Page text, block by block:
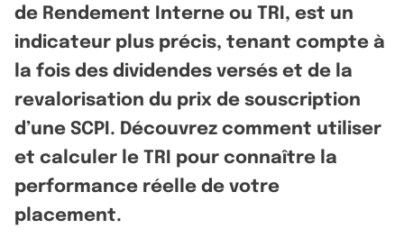
de Rendement Interne ou TRI, est un
indicateur plus précis, tenant compte à
la fois des dividendes versés et de la
revalorisation du prix de souscription
d’une SCPI. Découvrez comment utiliser
et calculer le TRI pour connaître la
performance réelle de votre
placement.